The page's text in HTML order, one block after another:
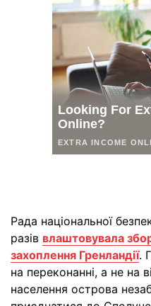
Рада національної
разів влаштовувала
захоплення Гренландії.
на переконанні, а не на
населення острова